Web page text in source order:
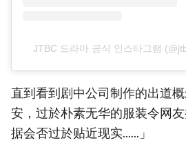
JTBC 드라마 공식 인스타그램
直到看到剧中公司制作的出道
安，过於朴素无华的服装令网
据会否过於贴近现实......」